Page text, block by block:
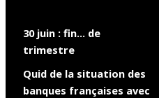
30 juin : fin… de
trimestre
Quid de la situation des
banques françaises avec